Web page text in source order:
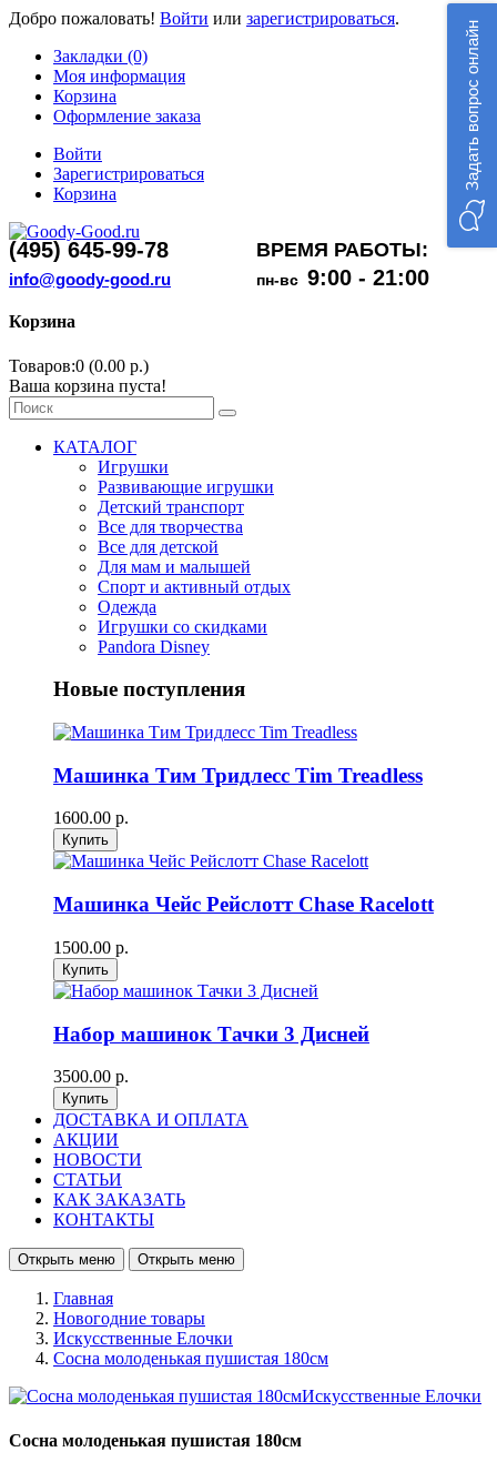
Добро пожаловать! Войти или зарегистрироваться.
Закладки (0)
Моя информация
Корзина
Оформление заказа
Войти
Зарегистрироваться
Корзина
(495) 645-99-78 ВРЕМЯ РАБОТЫ:
info@goody-good.ru пн-вс 9:00 - 21:00
Корзина
Товаров:0 (0.00 р.)
Ваша корзина пуста!
КАТАЛОГ
Игрушки
Развивающие игрушки
Детский транспорт
Все для творчества
Все для детской
Для мам и малышей
Спорт и активный отдых
Одежда
Игрушки со скидками
Pandora Disney
Новые поступления
Машинка Тим Тридлесс Tim Treadless
1600.00 р.
Машинка Чейс Рейслотт Chase Racelott
1500.00 р.
Набор машинок Тачки 3 Дисней
3500.00 р.
ДОСТАВКА И ОПЛАТА
АКЦИИ
НОВОСТИ
СТАТЬИ
КАК ЗАКАЗАТЬ
КОНТАКТЫ
Открыть меню Открыть меню
Главная
Новогодние товары
Искусственные Елочки
Сосна молоденькая пушистая 180см
Сосна молоденькая пушистая 180см
Задать вопрос онлайн